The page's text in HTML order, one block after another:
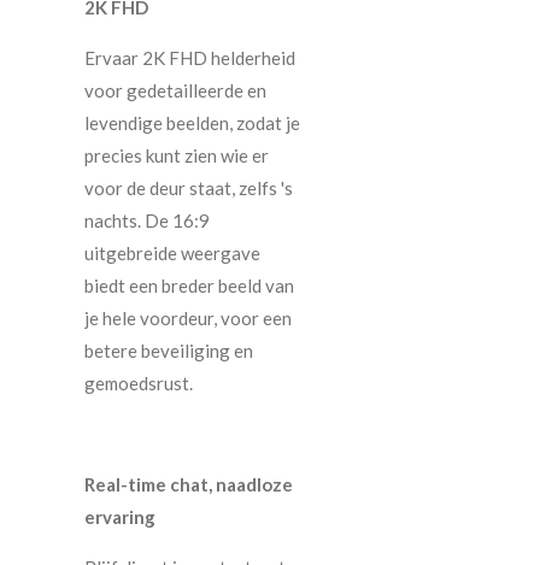
2K FHD
Ervaar 2K FHD helderheid
voor gedetailleerde en
levendige beelden, zodat je
precies kunt zien wie er
voor de deur staat, zelfs 's
nachts. De 16:9
uitgebreide weergave
biedt een breder beeld van
je hele voordeur, voor een
betere beveiliging en
gemoedsrust.
Real-time chat, naadloze
ervaring